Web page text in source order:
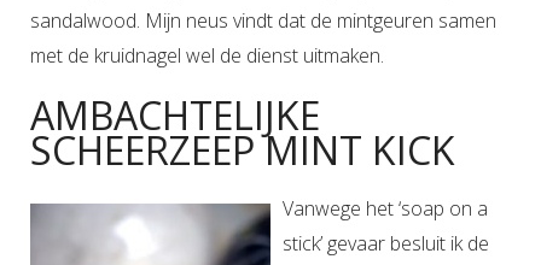
sandalwood. Mijn neus vindt dat de mintgeuren samen
met de kruidnagel wel de dienst uitmaken.
AMBACHTELIJKE
SCHEERZEEP MINT KICK
Vanwege het ‘soap on a
stick’ gevaar besluit ik de